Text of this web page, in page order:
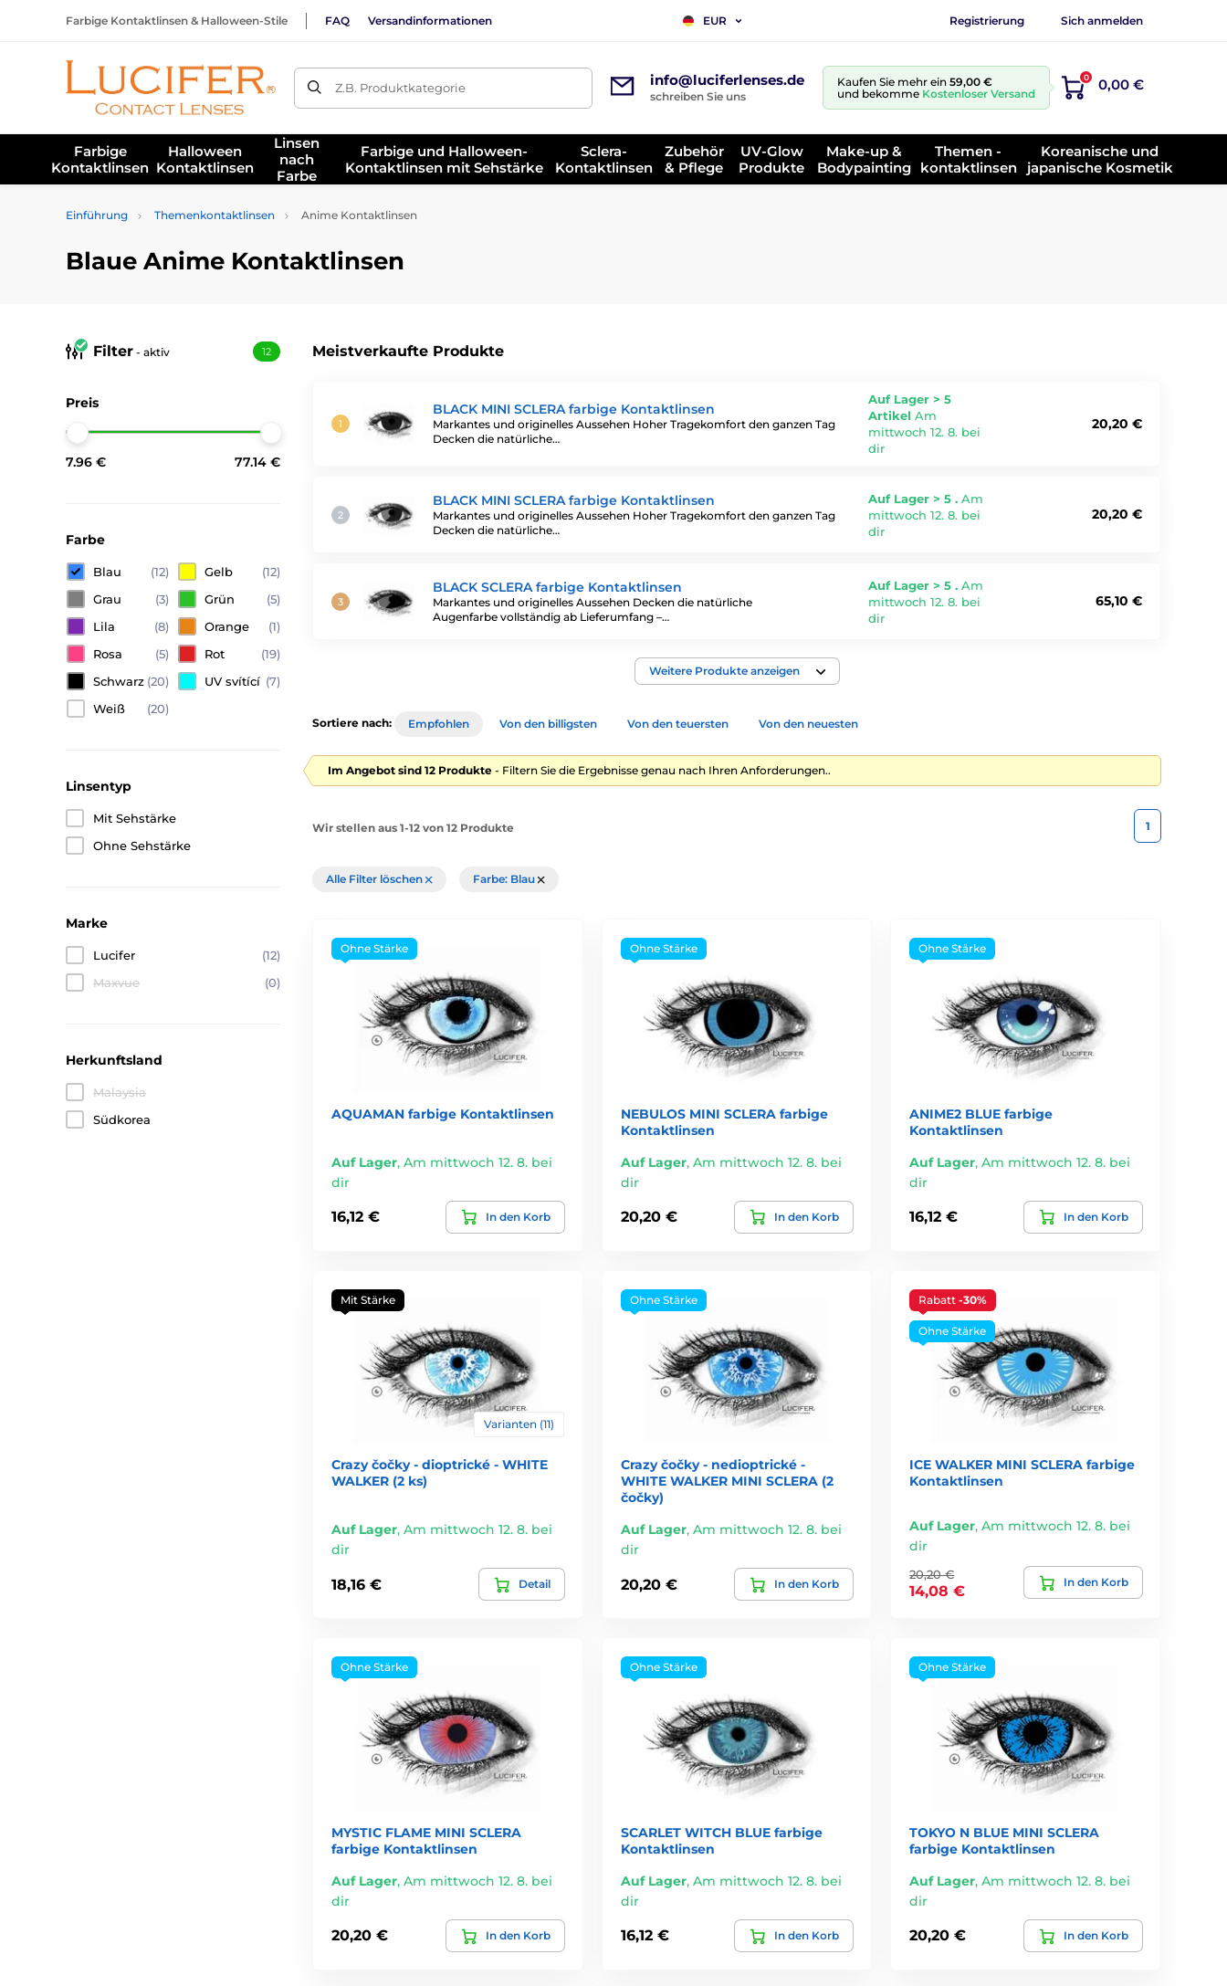
Farbige Kontaktlinsen & Halloween-Stile FAQ Versandinformationen EUR Registrierung Sich anmelden
Z.B. Produktkategorie info@luciferlenses.de
schreiben Sie uns
Kaufen Sie mehr ein 59,00 €
und bekomme Kostenloser Versand
0 0,00 €
Farbige
Kontaktlinsen
Halloween
Kontaktlinsen
Linsen
nach
Farbe
Farbige und Halloween-
Kontaktlinsen mit Sehstärke
Sclera-
Kontaktlinsen
Zubehör
& Pflege
UV-Glow
Produkte
Make-up &
Bodypainting
Themen -
kontaktlinsen
Koreanische und
japanische Kosmetik
Einführung Themenkontaktlinsen Anime Kontaktlinsen
Blaue Anime Kontaktlinsen
Meistverkaufte Produkte
BLACK MINI SCLERA farbige Kontaktlinsen
Markantes und originelles Aussehen Hoher Tragekomfort den ganzen Tag
Decken die natürliche…
Auf Lager > 5
Artikel Am
mittwoch 12. 8. bei
dir
20,20 €
BLACK MINI SCLERA farbige Kontaktlinsen
Markantes und originelles Aussehen Hoher Tragekomfort den ganzen Tag
Decken die natürliche…
Auf Lager > 5 . Am
mittwoch 12. 8. bei
dir
20,20 €
BLACK SCLERA farbige Kontaktlinsen
Markantes und originelles Aussehen Decken die natürliche
Augenfarbe vollständig ab Lieferumfang –…
Auf Lager > 5 . Am
mittwoch 12. 8. bei
dir
65,10 €
Weitere Produkte anzeigen
Filter - aktiv 12
Preis
7.96 € 77.14 €
Farbe
Blau (12) Gelb
(12)
Grau
(3) Grün
(5)
Lila
(8) Orange
(1)
Rosa
(5) Rot
(19)
Schwarz (20) UV svítící (7)
Weiß
(20)
Linsentyp
Mit Sehstärke
Ohne Sehstärke
Marke
Lucifer
(12)
Maxvue
(0)
Herkunftsland
Malaysia
Südkorea
Sortiere nach: Empfohlen Von den billigsten Von den teuersten Von den neuesten
Im Angebot sind 12 Produkte - Filtern Sie die Ergebnisse genau nach Ihren Anforderungen..
Wir stellen aus 1-12 von 12 Produkte 1
Alle Filter löschen Farbe: Blau
Ohne Stärke
AQUAMAN farbige Kontaktlinsen
Auf Lager, Am mittwoch 12. 8. bei
dir
16,12 € In den Korb
Ohne Stärke
NEBULOS MINI SCLERA farbige
Kontaktlinsen
Auf Lager, Am mittwoch 12. 8. bei
dir
20,20 € In den Korb
Ohne Stärke
ANIME2 BLUE farbige
Kontaktlinsen
Auf Lager,Am mittwoch 12. 8. bei
dir
16,12 € In den Korb
Mit Stärke
Varianten (11)
Crazy čočky - dioptrické - WHITE
WALKER (2 ks)
Auf Lager, Am mittwoch 12. 8. bei
dir
18,16 € Detail
Ohne Stärke
Crazy čočky - nedioptrické -
WHITE WALKER MINI SCLERA (2
čočky)
Auf Lager, Am mittwoch 12. 8. bei
dir
20,20 € In den Korb
Rabatt-30%
Ohne Stärke
ICE WALKER MINI SCLERA farbige
Kontaktlinsen
Auf Lager,Am mittwoch 12. 8. bei
dir
20,20 €
14,08 €
In den Korb
Ohne Stärke
MYSTIC FLAME MINI SCLERA
farbige Kontaktlinsen
Auf Lager, Am mittwoch 12. 8. bei
dir
20,20 € In den Korb
Ohne Stärke
SCARLET WITCH BLUE farbige
Kontaktlinsen
Auf Lager, Am mittwoch 12. 8. bei
dir
16,12 € In den Korb
Ohne Stärke
TOKYO N BLUE MINI SCLERA
farbige Kontaktlinsen
Auf Lager,Am mittwoch 12. 8. bei
dir
20,20 € In den Korb